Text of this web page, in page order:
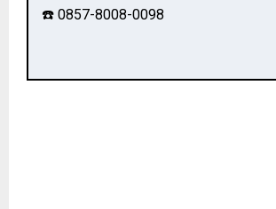
☎️ 0857-8008-0098